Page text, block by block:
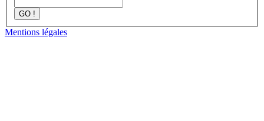
GO !
Mentions légales